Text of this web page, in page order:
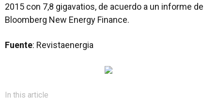
2015 con 7,8 gigavatios, de acuerdo a un informe de
Bloomberg New Energy Finance.
Fuente: Revistaenergia
In this article